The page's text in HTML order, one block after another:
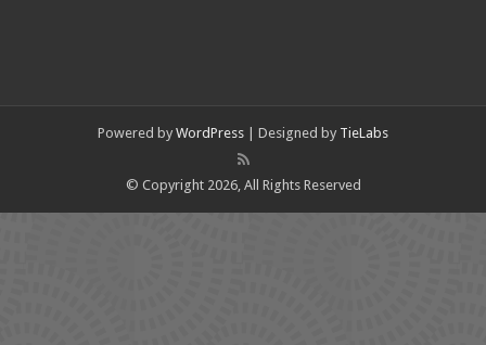
Powered by WordPress | Designed by TieLabs
© Copyright 2026, All Rights Reserved